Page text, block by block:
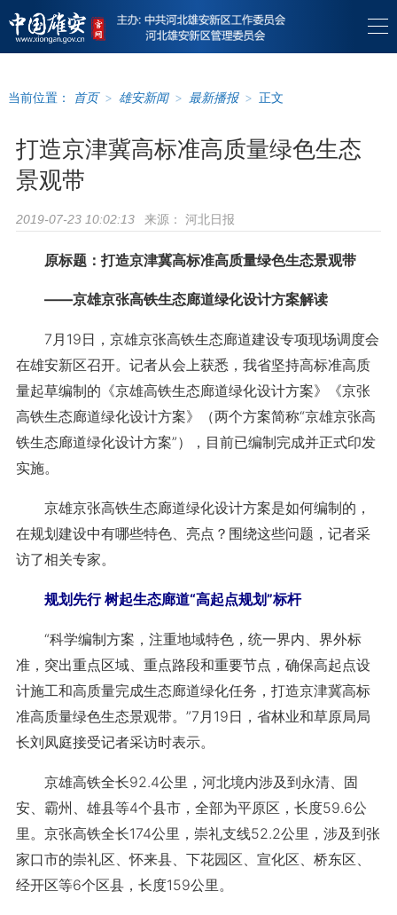
当前位置： 首页 > 雄安新闻 > 最新播报 > 正文
打造京津冀高标准高质量绿色生态
景观带
2019-07-23 10:02:13 来源： 河北日报
原标题：打造京津冀高标准高质量绿色生态景观带
——京雄京张高铁生态廊道绿化设计方案解读
7月19日，京雄京张高铁生态廊道建设专项现场调度会
在雄安新区召开。记者从会上获悉，我省坚持高标准高质
量起草编制的《京雄高铁生态廊道绿化设计方案》《京张
高铁生态廊道绿化设计方案》（两个方案简称“京雄京张高
铁生态廊道绿化设计方案”），目前已编制完成并正式印发
实施。
京雄京张高铁生态廊道绿化设计方案是如何编制的，
在规划建设中有哪些特色、亮点？围绕这些问题，记者采
访了相关专家。
规划先行 树起生态廊道“高起点规划”标杆
“科学编制方案，注重地域特色，统一界内、界外标
准，突出重点区域、重点路段和重要节点，确保高起点设
计施工和高质量完成生态廊道绿化任务，打造京津冀高标
准高质量绿色生态景观带。”7月19日，省林业和草原局局
长刘凤庭接受记者采访时表示。
京雄高铁全长92.4公里，河北境内涉及到永清、固
安、霸州、雄县等4个县市，全部为平原区，长度59.6公
里。京张高铁全长174公里，崇礼支线52.2公里，涉及到张
家口市的崇礼区、怀来县、下花园区、宣化区、桥东区、
经开区等6个区县，长度159公里。